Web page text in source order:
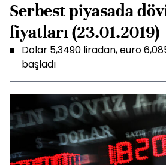
Serbest piyasada
fiyatları (23.01.2019)
Dolar 5,3490 liradan, euro
başladı